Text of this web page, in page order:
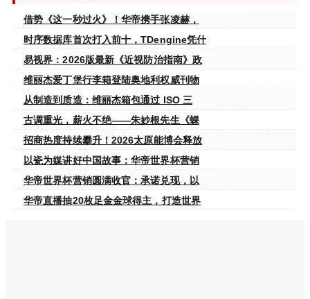
借势《这一秒过火》！华帝携手张凌赫，
时序数据库首次打入前十，TDengine凭什
易视界：2026版最新《近视防治指南》政
维丽杰爱丁堡行李箱登陆奥地利权威刊物
从制造到质造：维丽杰箱包通过 ISO 三
古调重光，薪火不绝——朱妙根先生《蜾
招商热度持续攀升！2026太原能博会释放
以瓷为媒讲好中国故事：华帝世界杯营销
华帝世界杯营销圆满收官：承诺兑现，以
华帝直播抽20枚足金金球得主，打造世界